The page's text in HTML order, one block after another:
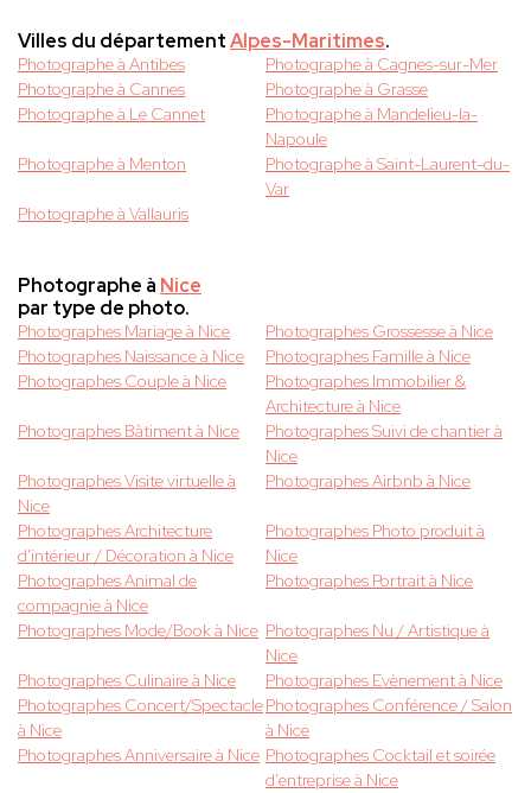
Villes du départementAlpes-Maritimes.
Photographe à Antibes
Photographe à Cagnes-sur-Mer
Photographe à Cannes
Photographe à Grasse
Photographe à Le Cannet
Photographe à Mandelieu-la-
Napoule
Photographe à Menton
Photographe à Saint-Laurent-du-
Var
Photographe à Vallauris
Photographe à Nice
par type de photo.
Photographes Mariage à Nice
Photographes Grossesse à Nice
Photographes Naissance à Nice
Photographes Famille à Nice
Photographes Couple à Nice
Photographes Immobilier &
Architecture à Nice
Photographes Bâtiment à Nice
Photographes Suivi de chantier à
Nice
Photographes Visite virtuelle à
Nice
Photographes Airbnb à Nice
Photographes Architecture
d'intérieur / Décoration à Nice
Photographes Photo produit à
Nice
Photographes Animal de
compagnie à Nice
Photographes Portrait à Nice
Photographes Mode/Book à Nice Photographes Nu / Artistique à
Nice
Photographes Culinaire à Nice
Photographes Evènement à Nice
Photographes Concert/Spectacle
à Nice
Photographes Conférence / Salon
à Nice
Photographes Anniversaire à Nice Photographes Cocktail et soirée
d'entreprise à Nice